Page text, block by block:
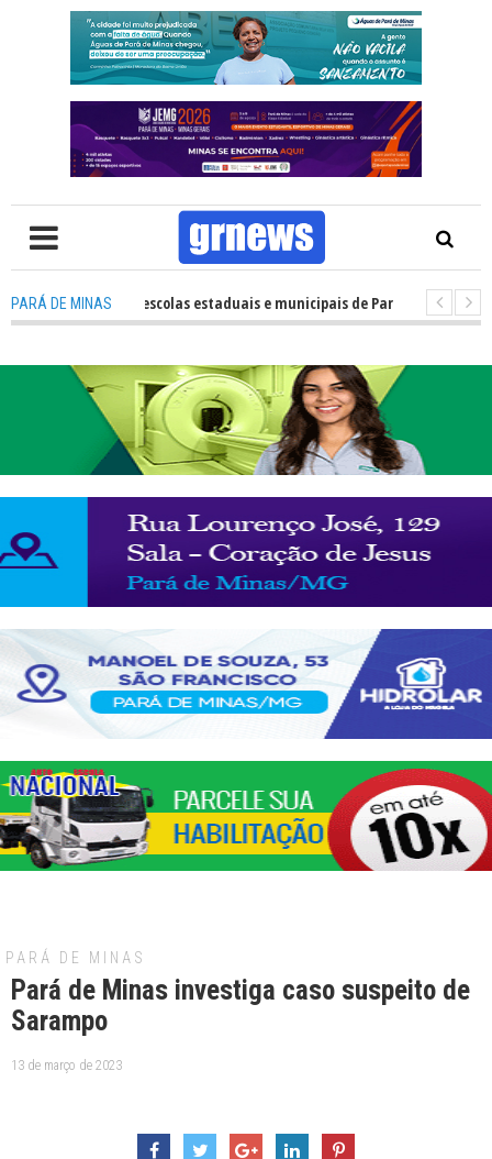
PARÁ DE MINASdas escolas estaduais e municipais de Pará de Minas no IDEB
PARÁ DE MINAS
Pará de Minas investiga caso suspeito de
Sarampo
13 de março de 2023